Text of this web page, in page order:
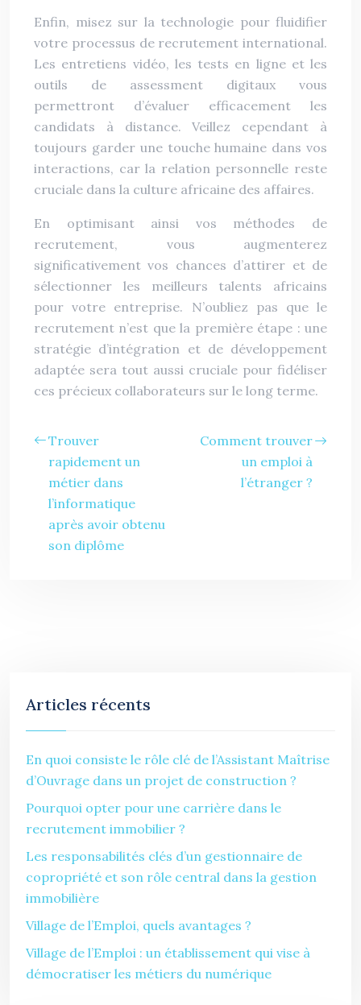
Enfin, misez sur la technologie pour fluidifier
votre processus de recrutement international.
Les entretiens vidéo, les tests en ligne et les
outils de assessment digitaux vous
permettront d’évaluer efficacement les
candidats à distance. Veillez cependant à
toujours garder une touche humaine dans vos
interactions, car la relation personnelle reste
cruciale dans la culture africaine des affaires.
En optimisant ainsi vos méthodes de
recrutement, vous augmenterez
significativement vos chances d’attirer et de
sélectionner les meilleurs talents africains
pour votre entreprise. N’oubliez pas que le
recrutement n’est que la première étape : une
stratégie d’intégration et de développement
adaptée sera tout aussi cruciale pour fidéliser
ces précieux collaborateurs sur le long terme.
Trouver
rapidement un
métier dans
l’informatique
après avoir obtenu
son diplôme
Comment trouver
un emploi à
l’étranger ?
Articles récents
En quoi consiste le rôle clé de l’Assistant Maîtrise
d’Ouvrage dans un projet de construction ?
Pourquoi opter pour une carrière dans le
recrutement immobilier ?
Les responsabilités clés d’un gestionnaire de
copropriété et son rôle central dans la gestion
immobilière
Village de l’Emploi, quels avantages ?
Village de l’Emploi : un établissement qui vise à
démocratiser les métiers du numérique